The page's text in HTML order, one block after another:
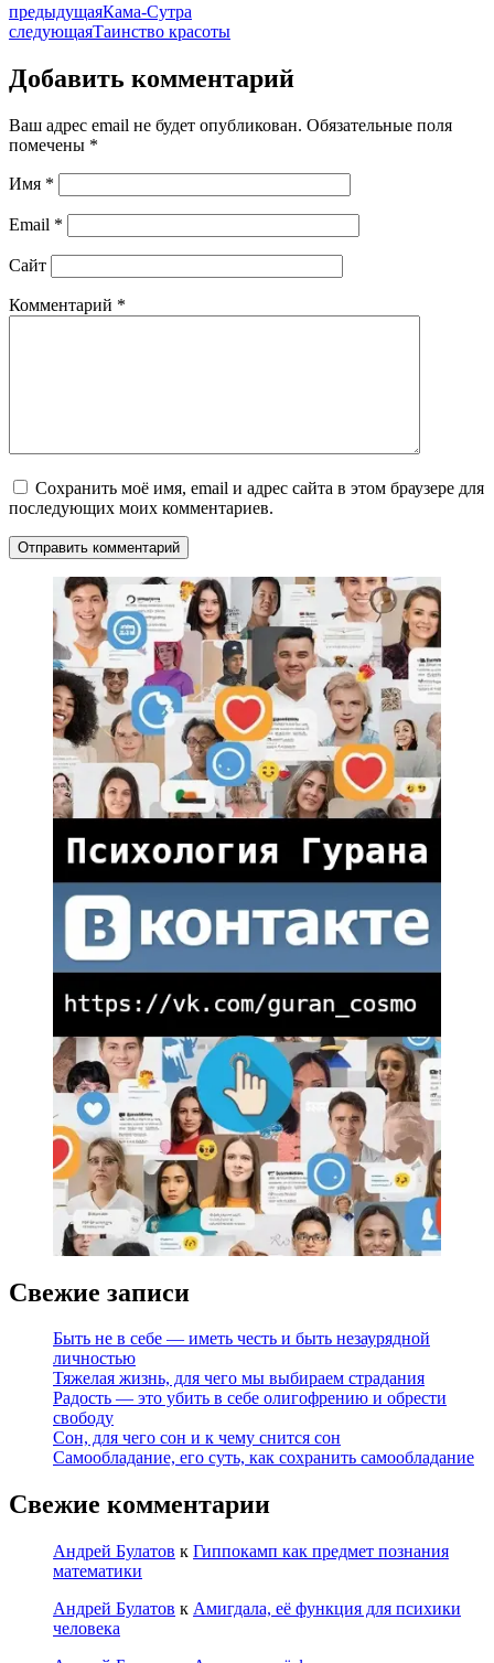
предыдущаяКама-Сутра
следующаяТаинство красоты
Добавить комментарий
Ваш адрес email не будет опубликован. Обязательные поля
помечены *
Имя *
Email *
Сайт
Комментарий *
Сохранить моё имя, email и адрес сайта в этом браузере для
последующих моих комментариев.
Свежие записи
Быть не в себе — иметь честь и быть незаурядной
личностью
Тяжелая жизнь, для чего мы выбираем страдания
Радость — это убить в себе олигофрению и обрести
свободу
Сон, для чего сон и к чему снится сон
Самообладание, его суть, как сохранить самообладание
Свежие комментарии
Андрей Булатов к Гиппокамп как предмет познания
математики
Андрей Булатов к Амигдала, её функция для психики
человека